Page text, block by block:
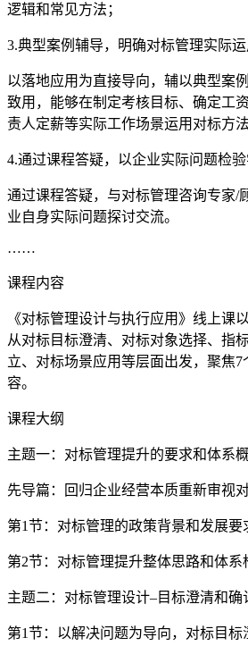
逻辑和常见方法；
3.典型案例辅导，明确对标管理实际
以落地应用为直接导向，辅以典型案
致用，能够在制定考核目标、确定工
责人定薪等实际工作场景运用对标方法
4.通过课程答疑，以企业实际问题检
通过课程答疑，与对标管理咨询专家/
业自身实际问题探讨交流。
……
课程内容
《对标管理设计与执行应用》线上课
从对标目标澄清、对标对象选择、指
立、对标场景应用等层面出发，聚焦
容。
课程大纲
主题一：对标管理提升的要求和体系
先导篇：回归企业经营本质重新审视
第1节：对标管理的政策背景和发展要
第2节：对标管理提升整体思路和体系
主题二：对标管理设计–目标澄清和确
第1节：以解决问题为导向，对标目标